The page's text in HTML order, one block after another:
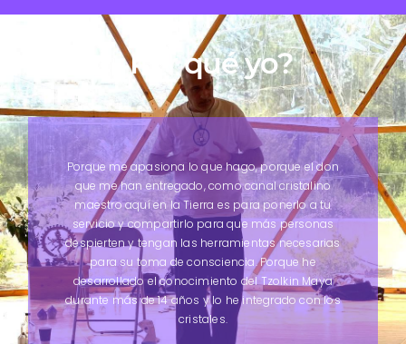
¿Por qué yo?
Porque me apasiona lo que hago, porque el don
que me han entregado, como canal cristalino
maestro aquí en la Tierra es para ponerlo a tu
servicio y compartirlo para que más personas
despierten y tengan las herramientas necesarias
para su toma de consciencia. Porque he
desarrollado el conocimiento del Tzolkin Maya
durante más de 14 años y lo he integrado con los
cristales.